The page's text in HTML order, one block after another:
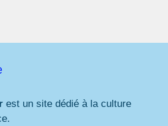
est un site dédié à la culture